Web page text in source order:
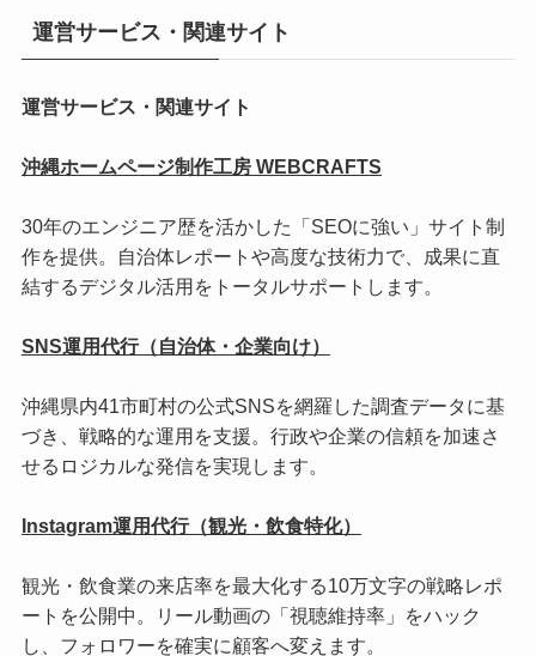
運営サービス・関連サイト
運営サービス・関連サイト
沖縄ホームページ制作工房 WEBCRAFTS
30年のエンジニア歴を活かした「SEOに強い」サイト制
作を提供。自治体レポートや高度な技術力で、成果に直
結するデジタル活用をトータルサポートします。
SNS運用代行（自治体・企業向け）
沖縄県内41市町村の公式SNSを網羅した調査データに基
づき、戦略的な運用を支援。行政や企業の信頼を加速さ
せるロジカルな発信を実現します。
Instagram運用代行（観光・飲食特化）
観光・飲食業の来店率を最大化する10万文字の戦略レポ
ートを公開中。リール動画の「視聴維持率」をハック
し、フォロワーを確実に顧客へ変えます。